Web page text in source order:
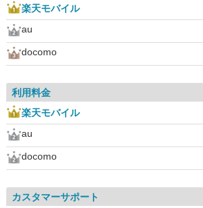
楽天モバイル
au
docomo
利用料金
楽天モバイル
au
docomo
カスタマーサポート